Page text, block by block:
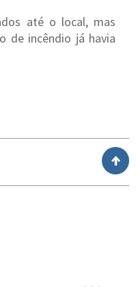
até o local, mas
de incêndio já havia